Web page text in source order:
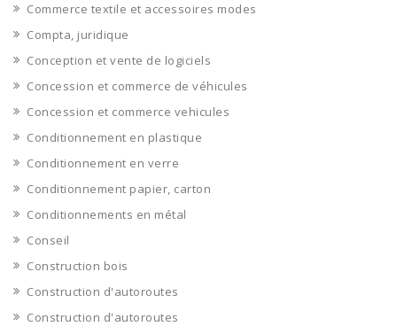
Commerce textile et accessoires modes
Compta, juridique
Conception et vente de logiciels
Concession et commerce de véhicules
Concession et commerce vehicules
Conditionnement en plastique
Conditionnement en verre
Conditionnement papier, carton
Conditionnements en métal
Conseil
Construction bois
Construction d'autoroutes
Construction d'autoroutes